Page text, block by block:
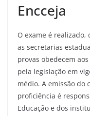
Encceja
O exame é realizado,
as secretarias
provas obedecem
pela legislação em
médio. A emissão do
proficiência é
Educação e dos